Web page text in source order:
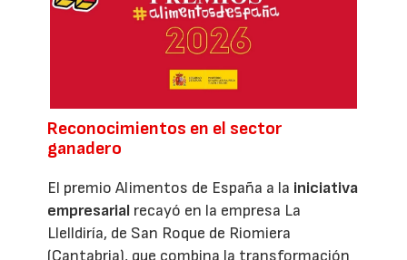
Reconocimientos en el sector
ganadero
El premio Alimentos de España a la iniciativa
empresarial recayó en la empresa La
Llelldiría, de San Roque de Riomiera